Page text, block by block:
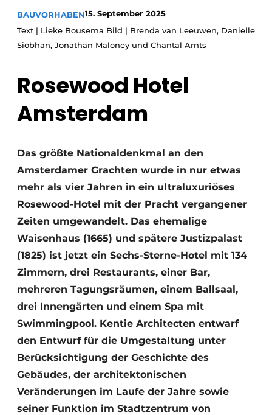
Podcasts
Datenschutz / Cookie-Erklärung
Ein Stellenangebot registrieren
Freie Stellen
Videos
Glas
Modularer Aufbau
BAUVORHABEN15. September 2025
Text | Lieke Bousema Bild | Brenda van Leeuwen, Danielle
Siobhan, Jonathan Maloney und Chantal Arnts
Rosewood Hotel
Amsterdam
Das größte Nationaldenkmal an den
Amsterdamer Grachten wurde in nur etwas
mehr als vier Jahren in ein ultraluxuriöses
Rosewood-Hotel mit der Pracht vergangener
Zeiten umgewandelt. Das ehemalige
Waisenhaus (1665) und spätere Justizpalast
(1825) ist jetzt ein Sechs-Sterne-Hotel mit 134
Zimmern, drei Restaurants, einer Bar,
mehreren Tagungsräumen, einem Ballsaal,
drei Innengärten und einem Spa mit
Swimmingpool. Kentie Architecten entwarf
den Entwurf für die Umgestaltung unter
Berücksichtigung der Geschichte des
Gebäudes, der architektonischen
Veränderungen im Laufe der Jahre sowie
seiner Funktion im Stadtzentrum von